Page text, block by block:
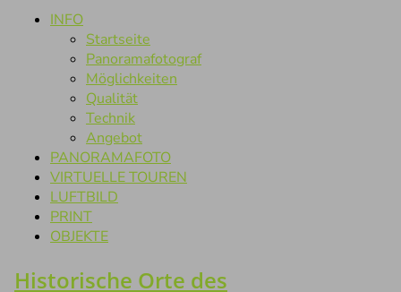
INFO
Startseite
Panoramafotograf
Möglichkeiten
Qualität
Technik
Angebot
PANORAMAFOTO
VIRTUELLE TOUREN
LUFTBILD
PRINT
OBJEKTE
Historische Orte des